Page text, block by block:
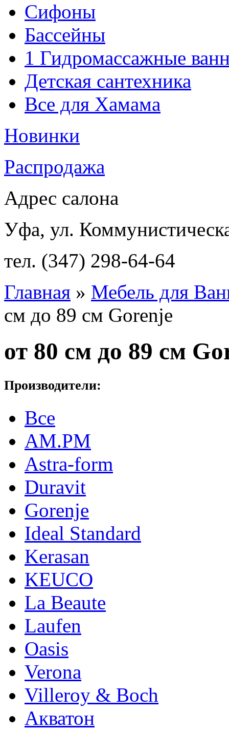
Сифоны
Бассейны
1 Гидромассажные
Детская сантехника
Все для Хамама
Новинки
Распродажа
Адрес салона
Уфа, ул.
тел. (347) 298-64-64
Главная » Мебель для
см до 89 см Gorenje
от 80 см до 89 см
Производители:
Все
AM.PM
Astra-form
Duravit
Gorenje
Ideal Standard
Kerasan
KEUCO
La Beaute
Laufen
Oasis
Verona
Villeroy & Boch
Акватон